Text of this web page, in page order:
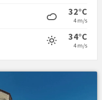
32°C
4 m/s
34°C
4 m/s